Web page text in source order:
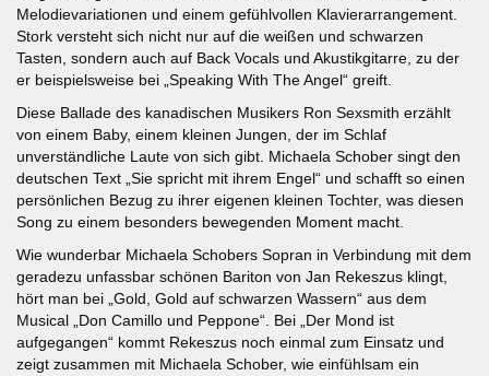
Melodievariationen und einem gefühlvollen Klavierarrangement.
Stork versteht sich nicht nur auf die weißen und schwarzen
Tasten, sondern auch auf Back Vocals und Akustikgitarre, zu der
er beispielsweise bei „Speaking With The Angel“ greift.
Diese Ballade des kanadischen Musikers Ron Sexsmith erzählt
von einem Baby, einem kleinen Jungen, der im Schlaf
unverständliche Laute von sich gibt. Michaela Schober singt den
deutschen Text „Sie spricht mit ihrem Engel“ und schafft so einen
persönlichen Bezug zu ihrer eigenen kleinen Tochter, was diesen
Song zu einem besonders bewegenden Moment macht.
Wie wunderbar Michaela Schobers Sopran in Verbindung mit dem
geradezu unfassbar schönen Bariton von Jan Rekeszus klingt,
hört man bei „Gold, Gold auf schwarzen Wassern“ aus dem
Musical „Don Camillo und Peppone“. Bei „Der Mond ist
aufgegangen“ kommt Rekeszus noch einmal zum Einsatz und
zeigt zusammen mit Michaela Schober, wie einfühlsam ein